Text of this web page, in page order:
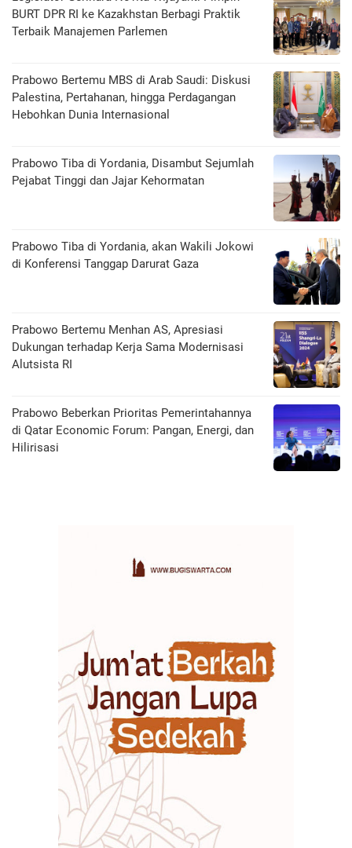
BURT DPR RI ke Kazakhstan Berbagi Praktik
Terbaik Manajemen Parlemen
Prabowo Bertemu MBS di Arab Saudi: Diskusi
Palestina, Pertahanan, hingga Perdagangan
Hebohkan Dunia Internasional
Prabowo Tiba di Yordania, Disambut Sejumlah
Pejabat Tinggi dan Jajar Kehormatan
Prabowo Tiba di Yordania, akan Wakili Jokowi
di Konferensi Tanggap Darurat Gaza
Prabowo Bertemu Menhan AS, Apresiasi
Dukungan terhadap Kerja Sama Modernisasi
Alutsista RI
Prabowo Beberkan Prioritas Pemerintahannya
di Qatar Economic Forum: Pangan, Energi, dan
Hilirisasi